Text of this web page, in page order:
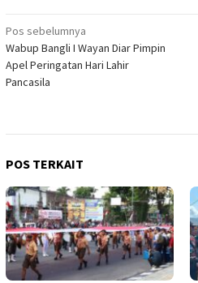
Navigasi
pos
Pos sebelumnya
Wabup Bangli I Wayan Diar Pimpin
Apel Peringatan Hari Lahir
Pancasila
POS TERKAIT